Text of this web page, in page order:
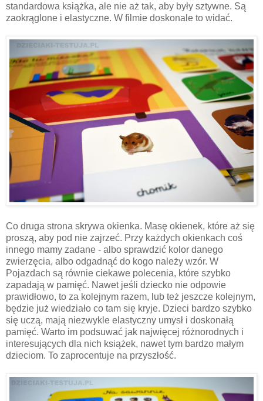
standardowa książka, ale nie aż tak, aby były sztywne. Są
zaokrąglone i elastyczne. W filmie doskonale to widać.
Co druga strona skrywa okienka. Masę okienek, które aż się
proszą, aby pod nie zajrzeć. Przy każdych okienkach coś
innego mamy zadane - albo sprawdzić kolor danego
zwierzęcia, albo odgadnąć do kogo należy wzór. W
Pojazdach są równie ciekawe polecenia, które szybko
zapadają w pamięć. Nawet jeśli dziecko nie odpowie
prawidłowo, to za kolejnym razem, lub też jeszcze kolejnym,
będzie już wiedziało co tam się kryje. Dzieci bardzo szybko
się uczą, mają niezwykle elastyczny umysł i doskonałą
pamięć. Warto im podsuwać jak najwięcej różnorodnych i
interesujących dla nich książek, nawet tym bardzo małym
dzieciom. To zaprocentuje na przyszłość.